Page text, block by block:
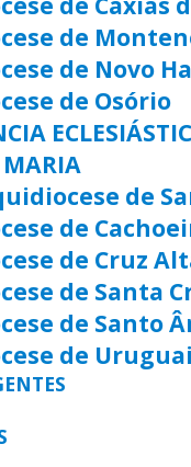
de
de Novo
de Osório
de
de
de Cruz
de Santa
de Santo
de